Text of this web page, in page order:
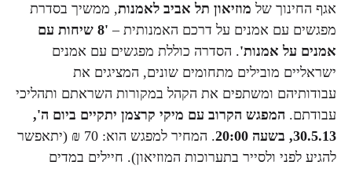
אגף החינוך של מוזיאון תל אביב לאמנות, ממשיך בסדרת
מפגשים עם אמנים על דרכם האמנותית –
'8 שיחות עם
אמנים על אמנות'. הסדרה כוללת מפגשים עם אמנים
ישראליים מובילים מתחומים שונים, המציגים את
עבודותיהם ומשתפים את הקהל במקורות השראתם ותהליכי
עבודתם. המפגש הקרוב עם מיקי קרצמן יתקיים ביום ה',
30.5.13, בשעה 20:00
. המחיר למפגש הוא: 70 ₪ (יתאפשר
להגיע לפני ולסייר בתערוכות המוזיאון). חיילים במדים